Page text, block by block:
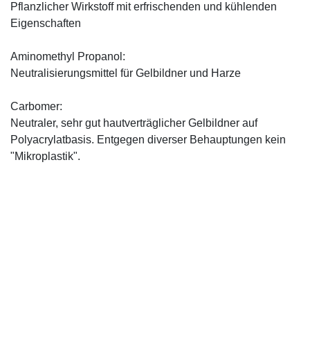
Pflanzlicher Wirkstoff mit erfrischenden und kühlenden
Eigenschaften
Aminomethyl Propanol:
Neutralisierungsmittel für Gelbildner und Harze
Carbomer:
Neutraler, sehr gut hautverträglicher Gelbildner auf
Polyacrylatbasis. Entgegen diverser Behauptungen kein
"Mikroplastik".